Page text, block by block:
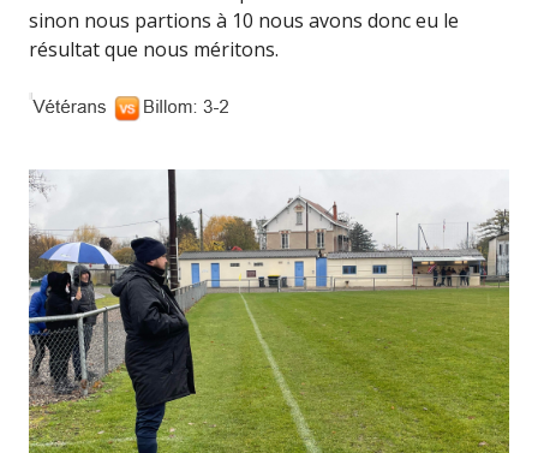
sinon nous partions à 10 nous avons donc eu le
résultat que nous méritons.